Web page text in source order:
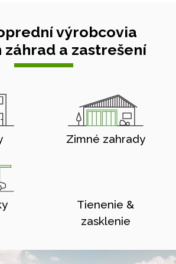
výrobcovia
záhrad a zastrešení
Zimné zahrady
Tienenie &
zasklenie